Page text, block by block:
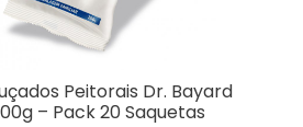
Peitorais Dr. Bayard
– Pack 20 Saquetas